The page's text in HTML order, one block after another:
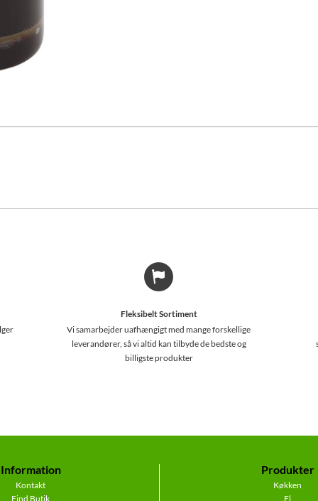
Fleksibelt Sortiment
Vi samarbejder uafhængigt med mange forskellige
leverandører, så vi altid kan tilbyde de bedste og
billigste produkter
Information
Kontakt
Find Butik
Produkter
Køkken
El